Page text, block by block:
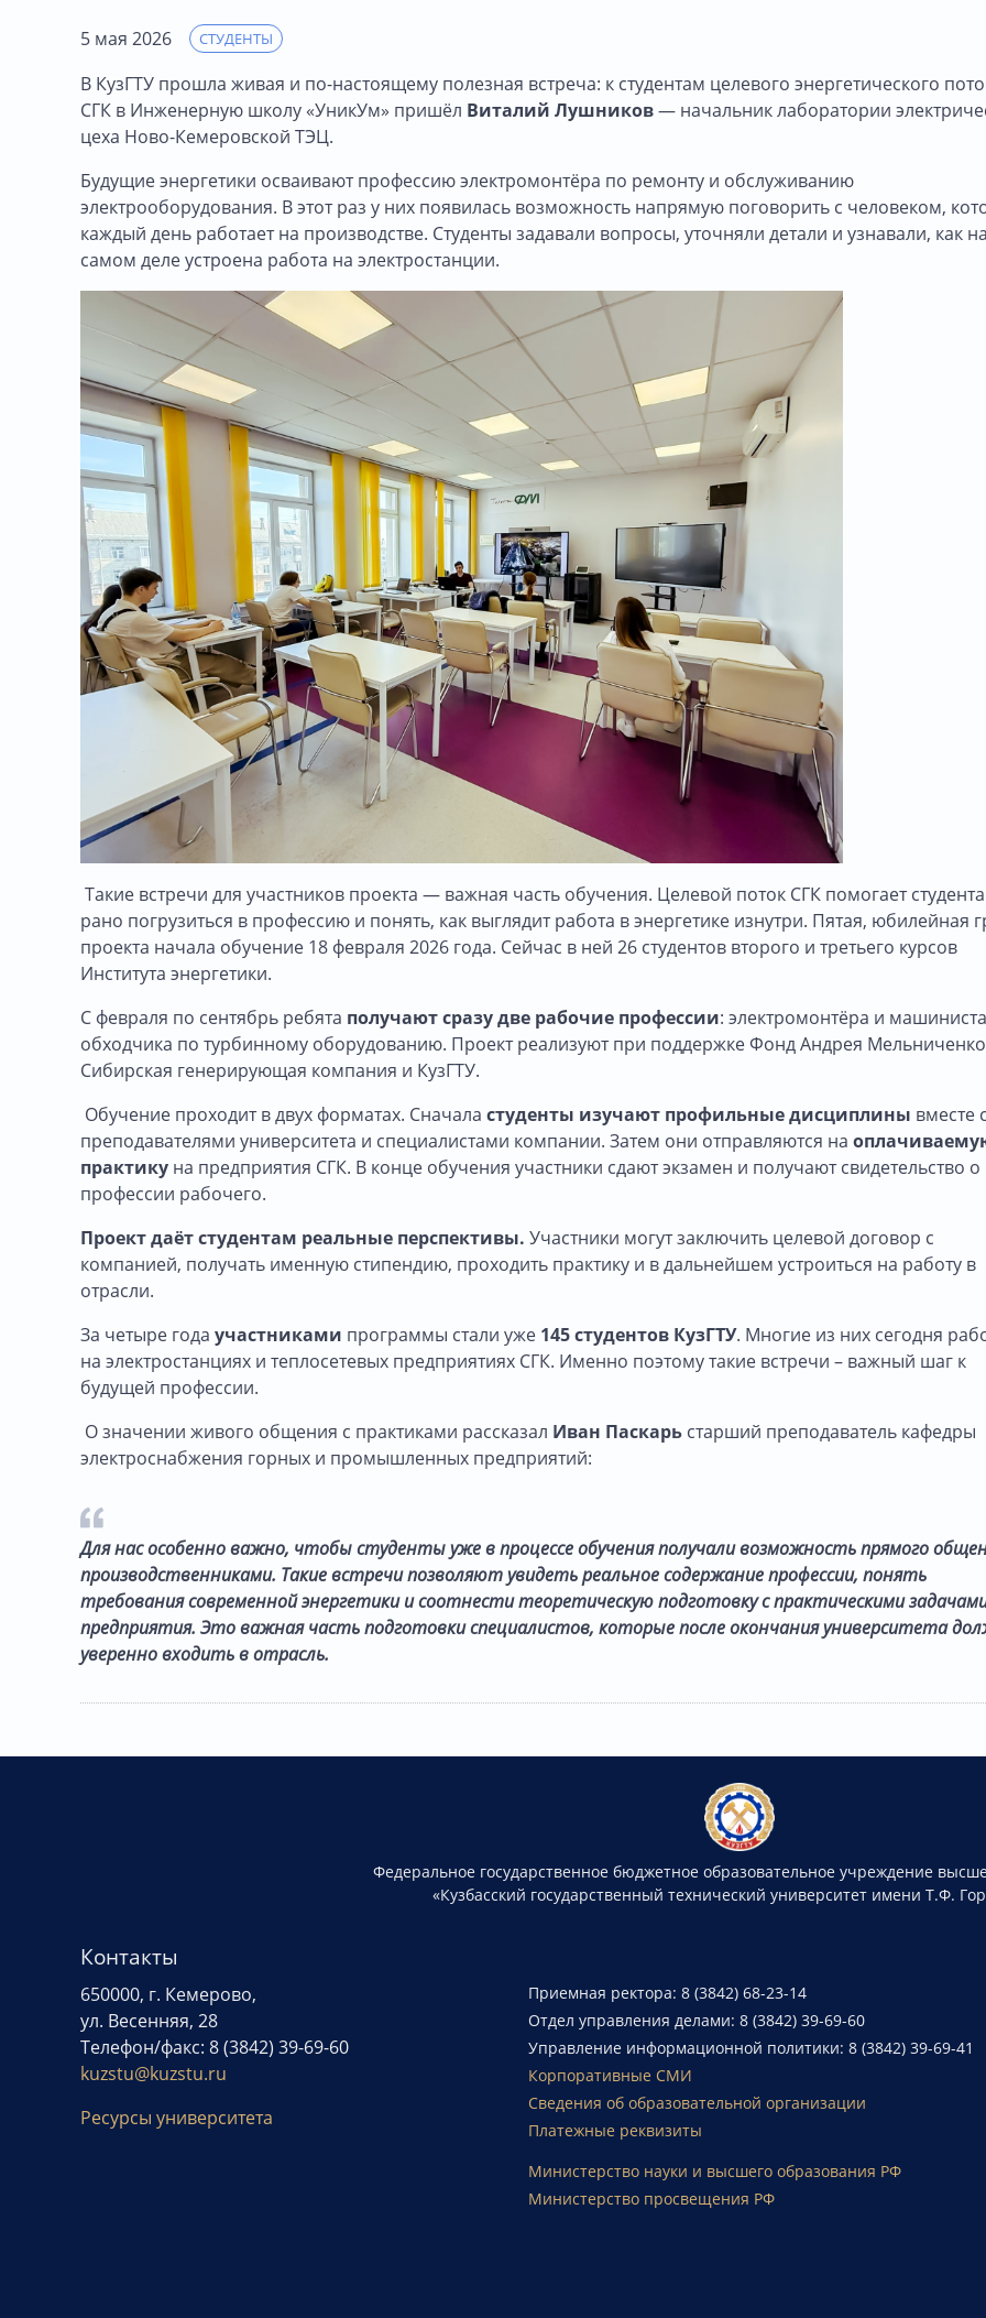
5 мая 2026 СТУДЕНТЫ
В КузГТУ прошла живая и по-настоящему полезная встреча: к студентам целевого энергетического
СГК в Инженерную школу «УникУм» пришёл Виталий Лушников— начальник лаборатории
цеха Ново-Кемеровской ТЭЦ.
Будущие энергетики осваивают профессию электромонтёра по ремонту и обслуживанию
электрооборудования. В этот раз у них появилась возможность напрямую поговорить с человеком,
каждый день работает на производстве. Студенты задавали вопросы, уточняли детали и узнавали, как на
самом деле устроена работа на электростанции.
Такие встречи для участников проекта — важная часть обучения. Целевой поток СГК помогает
рано погрузиться в профессию и понять, как выглядит работа в энергетике изнутри. Пятая, юбилейная
проекта начала обучение 18 февраля 2026 года. Сейчас в ней 26 студентов второго и третьего курсов
Института энергетики.
С февраля по сентябрь ребята получают сразу две рабочие профессии: электромонтёра и
обходчика по турбинному оборудованию. Проект реализуют при поддержке Фонд Андрея
Сибирская генерирующая компания и КузГТУ.
Обучение проходит в двух форматах. Сначала студенты изучают профильные дисциплины вместе с
преподавателями университета и специалистами компании. Затем они отправляются на
практику на предприятия СГК. В конце обучения участники сдают экзамен и получают свидетельство о
профессии рабочего.
Проект даёт студентам реальные перспективы. Участники могут заключить целевой договор с
компанией, получать именную стипендию, проходить практику и в дальнейшем устроиться на работу в
отрасли.
За четыре года участниками программы стали уже 145 студентов КузГТУ. Многие из них сегодня
на электростанциях и теплосетевых предприятиях СГК. Именно поэтому такие встречи – важный шаг к
будущей профессии.
О значении живого общения с практиками рассказал Иван Паскарь старший преподаватель кафедры
электроснабжения горных и промышленных предприятий:
Для нас особенно важно, чтобы студенты уже в процессе обучения получали возможность прямого
производственниками. Такие встречи позволяют увидеть реальное содержание профессии, понять
требования современной энергетики и соотнести теоретическую подготовку с практическими
предприятия. Это важная часть подготовки специалистов, которые после окончания университета
уверенно входить в отрасль.
Федеральное государственное бюджетное образовательное учреждение
«Кузбасский государственный технический университет имени Т.Ф.
Контакты
650000, г. Кемерово,
ул. Весенняя, 28
Телефон/факс: 8 (3842) 39-69-60
kuzstu@kuzstu.ru
Ресурсы университета
Приемная ректора: 8 (3842) 68-23-14
Отдел управления делами: 8 (3842) 39-69-60
Управление информационной политики: 8 (3842) 39-69-41
Корпоративные СМИ
Сведения об образовательной организации
Платежные реквизиты
Министерство науки и высшего образования РФ
Министерство просвещения РФ